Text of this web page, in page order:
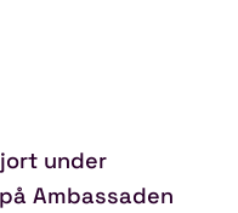
under
Ambassaden